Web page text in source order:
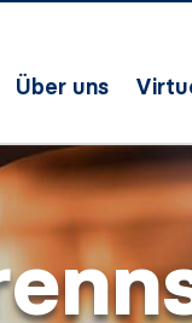
Über uns